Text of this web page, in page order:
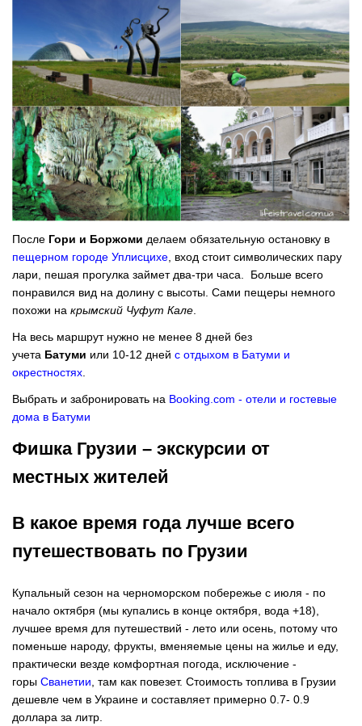
После Гори и Боржоми делаем обязательную остановку в
пещерном городе Уплисцихе , вход стоит символических пару
лари, пешая прогулка займет два-три часа. Больше всего
понравился вид на долину с высоты. Сами пещеры немного
похожи на крымский Чуфут Кале
На весь маршрут нужно не менее 8 дней без
учета Батуми или 10-12 дней с отдыхом в Батуми и
окрестностях
Выбрать и забронировать на Booking.com - отели и гостевые
дома в Батуми
Фишка Грузии – экскурсии от
местных жителей
В какое время года лучше всего
путешествовать по Грузии
Купальный сезон на черноморском побережье с июля - по
начало октября (мы купались в конце октября, вода +18),
лучшее время для путешествий - лето или осень, потому что
поменьше народу, фрукты, вменяемые цены на жилье и еду,
практически везде комфортная погода, исключение -
горы Сванетии , там как повезет. Стоимость топлива в Грузии
дешевле чем в Украине и составляет примерно 0.7- 0.9
доллара за литр.